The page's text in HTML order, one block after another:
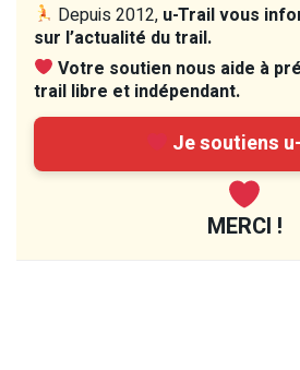
Depuis 2012, u-Trail vous
sur l’actualité du trail.
Votre soutien nous aide à
trail libre et indépendant.
Je soutiens
MERCI !